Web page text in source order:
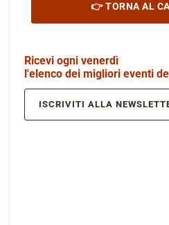
👉 TORNA AL
Ricevi ogni venerdì
l'elenco dei migliori eventi
ISCRIVITI ALLA